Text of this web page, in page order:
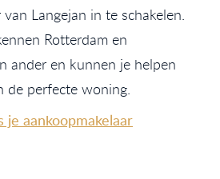
Langejan in te schakelen.
Rotterdam en
ander en kunnen je helpen
de perfecte woning.
je aankoopmakelaar